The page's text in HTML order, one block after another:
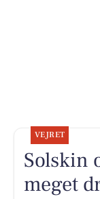
VEJRET
Solskin
meget